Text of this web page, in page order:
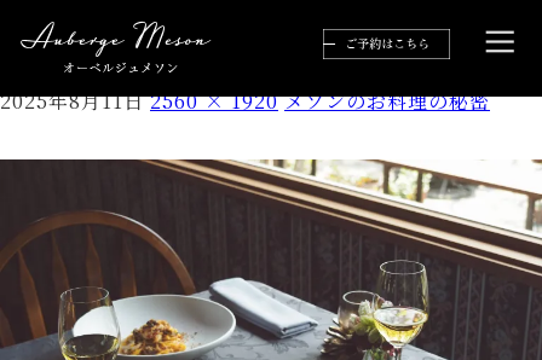
P4142075
2025年8月11日 2560 × 1920 メソンのお料理の秘密